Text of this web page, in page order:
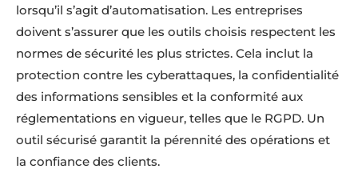
lorsqu’il s’agit d’automatisation. Les entreprises
doivent s’assurer que les outils choisis respectent les
normes de sécurité les plus strictes. Cela inclut la
protection contre les cyberattaques, la confidentialité
des informations sensibles et la conformité aux
réglementations en vigueur, telles que le RGPD. Un
outil sécurisé garantit la pérennité des opérations et
la confiance des clients.